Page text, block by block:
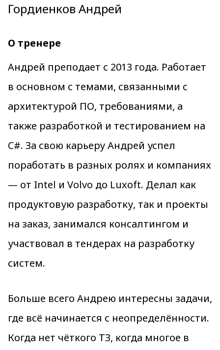
Гордиенков Андрей
О тренере
Андрей преподает с 2013 года. Работает
в основном с темами, связанными с
архитектурой ПО, требованиями, а
также разработкой и тестированием на
C#. За свою карьеру Андрей успел
поработать в разных ролях и компаниях
— от Intel и Volvo до Luxoft. Делал как
продуктовую разработку, так и проекты
на заказ, занимался консалтингом и
участвовал в тендерах на разработку
систем.
Больше всего Андрею интересны задачи,
где всё начинается с неопределённости.
Когда нет чёткого ТЗ, когда многое в